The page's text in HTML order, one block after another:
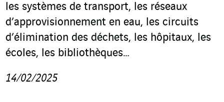
les systèmes de transport, les réseaux
d’approvisionnement en eau, les circuits
d’élimination des déchets, les hôpitaux, les
écoles, les bibliothèques…
14/02/2025